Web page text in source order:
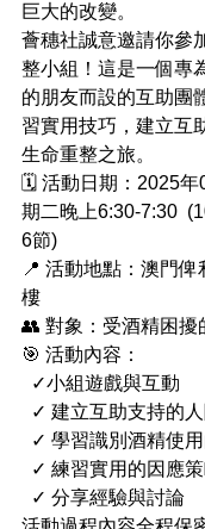
巨大的改變。
薈穗社誠意邀請你參
整小組！這是一個專
的朋友而設的互助團
習實用技巧，建立互
生命重整之旅。
🗓️ 活動日期：2025年
期二晚上6:30-7:30
6節)
📍 活動地點：澳門
樓
👥 對象：受酒精困擾
🎯 活動內容：
  ✓小組遊戲與互動
✓ 建立互助支持的
✓ 學習識別酒精使
✓ 練習實用的因應
  ✓ 分享經驗與討論